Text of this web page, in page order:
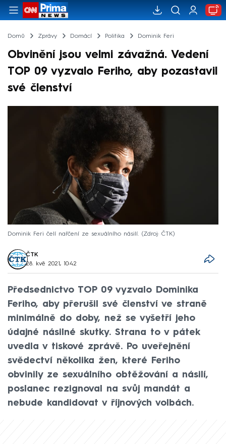
Domů Zprávy Domácí Politika Dominik Feri
Obvinění jsou velmi závažná. Vedení
TOP 09 vyzvalo Feriho, aby pozastavil
své členství
Dominik Feri čelí nařčení ze sexuálního násilí. Zdroj: ČTK
ČTK
28. kvě 2021, 10:42
Předsednictvo TOP 09 vyzvalo Dominika
Feriho, aby přerušil své členství ve straně
minimálně do doby, než se vyšetří jeho
údajné násilné skutky. Strana to v pátek
uvedla v tiskové zprávě. Po uveřejnění
svědectví několika žen, které Feriho
obvinily ze sexuálního obtěžování a násilí,
poslanec rezignoval na svůj mandát a
nebude kandidovat v říjnových volbách.